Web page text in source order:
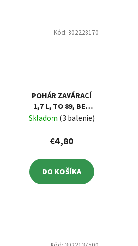
POHÁR ZAVÁRACÍ
1,7 L, TO 89, BEZ
VIEČKA, FACETA,
Skladom (3 balenie)
€4,80
DO KOŠÍKA
Kód: 302228170